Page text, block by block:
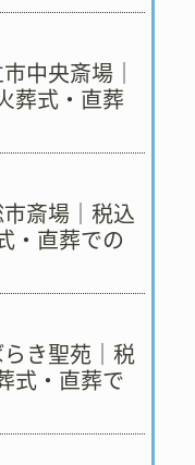
中央斎場｜
葬式・直葬
斎場｜税込
・直葬での
き聖苑｜税
式・直葬で